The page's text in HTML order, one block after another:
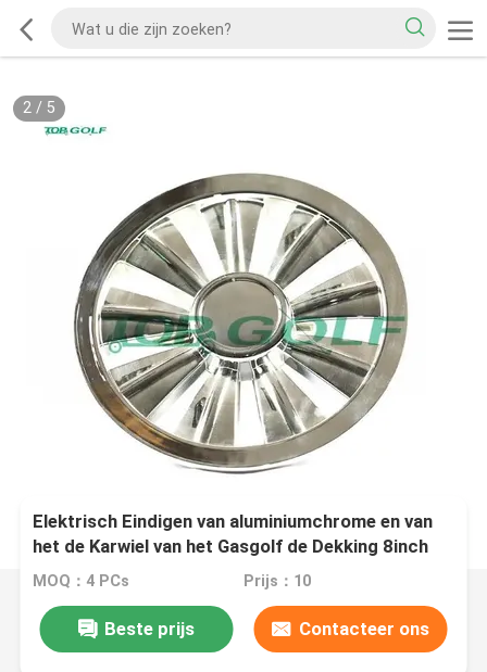
2/ 5
Elektrisch Eindigen van aluminiumchrome en van
het de Karwiel van het Gasgolf de Dekking 8inch
MOQ：4 PCs Prijs：10
Beste prijs Contacteer ons